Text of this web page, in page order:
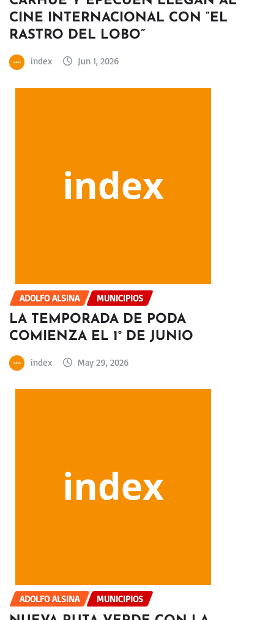
CINE INTERNACIONAL CON “EL
RASTRO DEL LOBO”
index Jun 1, 2026
ADOLFO ALSINA MUNICIPIOS
LA TEMPORADA DE PODA
COMIENZA EL 1° DE JUNIO
index May 29, 2026
ADOLFO ALSINA MUNICIPIOS